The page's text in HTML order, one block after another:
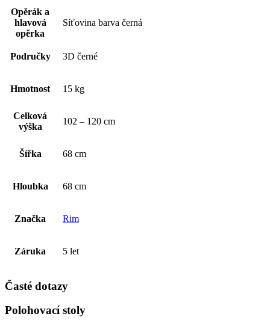
Opěrák a
hlavová
opěrka
Síťovina barva černá
Područky 3D černé
Hmotnost 15 kg
Celková
výška
102 – 120 cm
Šířka 68 cm
Hloubka 68 cm
Značka Rim
Záruka 5 let
Časté dotazy
Polohovací stoly